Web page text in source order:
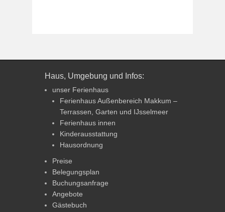
Haus, Umgebung und Infos:
unser Ferienhaus
Ferienhaus Außenbereich Makkum –
Terrassen, Garten und IJsselmeer
Ferienhaus innen
Kinderausstattung
Hausordnung
Preise
Belegungsplan
Buchungsanfrage
Angebote
Gästebuch